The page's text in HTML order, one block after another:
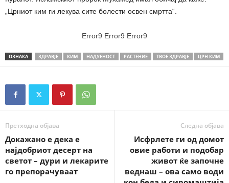
„Црниот ким ги лекува сите болести освен смртта“.
Error9 Error9 Error9
ОЗНАКА ЗДРАВЈЕ КИМ НАДУЕНОСТ РАСТЕНИЕ ТВОЕ ЗДРАВЈЕ ЦРН КИМ
Претходна објава
Докажано е дека е
најдобриот десерт на
светот – дури и лекарите
го препорачуваат
Следна објава
Исфрлете ги од домот
овие работи и подобар
живот ќе започне
веднаш – ова само води